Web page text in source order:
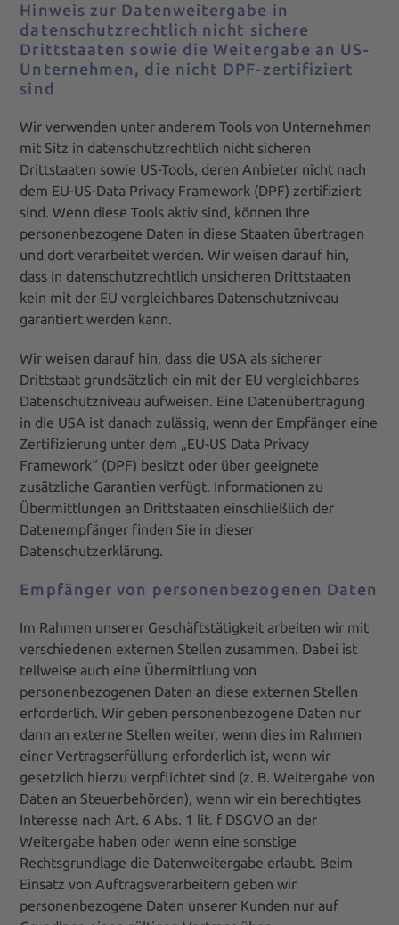
Hinweis zur Datenweitergabe in
datenschutzrechtlich nicht sichere
Drittstaaten sowie die Weitergabe an US-
Unternehmen, die nicht DPF-zertifiziert
sind
Wir verwenden unter anderem Tools von Unternehmen
mit Sitz in datenschutzrechtlich nicht sicheren
Drittstaaten sowie US-Tools, deren Anbieter nicht nach
dem EU-US-Data Privacy Framework (DPF) zertifiziert
sind. Wenn diese Tools aktiv sind, können Ihre
personenbezogene Daten in diese Staaten übertragen
und dort verarbeitet werden. Wir weisen darauf hin,
dass in datenschutzrechtlich unsicheren Drittstaaten
kein mit der EU vergleichbares Datenschutzniveau
garantiert werden kann.
Wir weisen darauf hin, dass die USA als sicherer
Drittstaat grundsätzlich ein mit der EU vergleichbares
Datenschutzniveau aufweisen. Eine Datenübertragung
in die USA ist danach zulässig, wenn der Empfänger eine
Zertifizierung unter dem „EU-US Data Privacy
Framework“ (DPF) besitzt oder über geeignete
zusätzliche Garantien verfügt. Informationen zu
Übermittlungen an Drittstaaten einschließlich der
Datenempfänger finden Sie in dieser
Datenschutzerklärung.
Empfänger von personenbezogenen Daten
Im Rahmen unserer Geschäftstätigkeit arbeiten wir mit
verschiedenen externen Stellen zusammen. Dabei ist
teilweise auch eine Übermittlung von
personenbezogenen Daten an diese externen Stellen
erforderlich. Wir geben personenbezogene Daten nur
dann an externe Stellen weiter, wenn dies im Rahmen
einer Vertragserfüllung erforderlich ist, wenn wir
gesetzlich hierzu verpflichtet sind (z. B. Weitergabe von
Daten an Steuerbehörden), wenn wir ein berechtigtes
Interesse nach Art. 6 Abs. 1 lit. f DSGVO an der
Weitergabe haben oder wenn eine sonstige
Rechtsgrundlage die Datenweitergabe erlaubt. Beim
Einsatz von Auftragsverarbeitern geben wir
personenbezogene Daten unserer Kunden nur auf